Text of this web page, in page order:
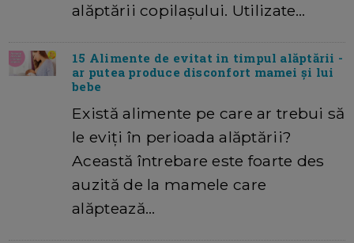
alăptării copilașului. Utilizate…
15 Alimente de evitat in timpul alăptării -
ar putea produce disconfort mamei și lui
bebe
Există alimente pe care ar trebui să
le eviți în perioada alăptării?
Această întrebare este foarte des
auzită de la mamele care
alăptează…